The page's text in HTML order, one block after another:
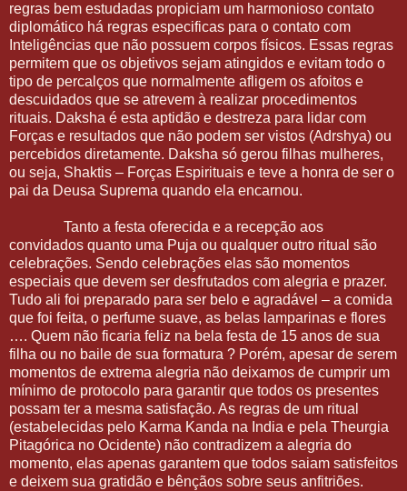
regras bem estudadas propiciam um harmonioso contato
diplomático há regras especificas para o contato com
Inteligências que não possuem corpos físicos. Essas regras
permitem que os objetivos sejam atingidos e evitam todo o
tipo de percalços que normalmente afligem os afoitos e
descuidados que se atrevem à realizar procedimentos
rituais. Daksha é esta aptidão e destreza para lidar com
Forças e resultados que não podem ser vistos (Adrshya) ou
percebidos diretamente. Daksha só gerou filhas mulheres,
ou seja, Shaktis – Forças Espirituais e teve a honra de ser o
pai da Deusa Suprema quando ela encarnou.
Tanto a festa oferecida e a recepção aos
convidados quanto uma Puja ou qualquer outro ritual são
celebrações. Sendo celebrações elas são momentos
especiais que devem ser desfrutados com alegria e prazer.
Tudo ali foi preparado para ser belo e agradável – a comida
que foi feita, o perfume suave, as belas lamparinas e flores
…. Quem não ficaria feliz na bela festa de 15 anos de sua
filha ou no baile de sua formatura ? Porém, apesar de serem
momentos de extrema alegria não deixamos de cumprir um
mínimo de protocolo para garantir que todos os presentes
possam ter a mesma satisfação. As regras de um ritual
(estabelecidas pelo Karma Kanda na India e pela Theurgia
Pitagórica no Ocidente) não contradizem a alegria do
momento, elas apenas garantem que todos saiam satisfeitos
e deixem sua gratidão e bênçãos sobre seus anfitriões.